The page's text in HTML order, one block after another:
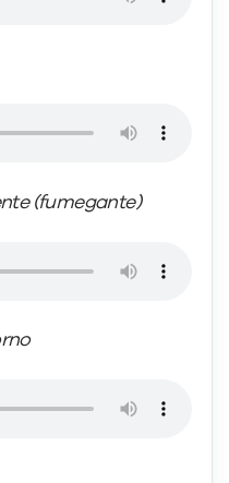
(fumegante)